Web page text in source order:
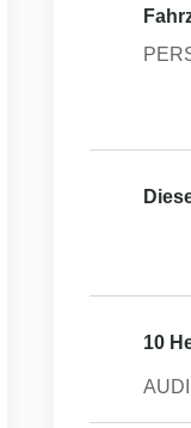
10